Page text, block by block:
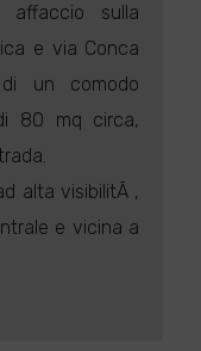
affaccio sulla
e via Conca
un comodo
80 mq circa,
alta visibilitÃ ,
e vicina a